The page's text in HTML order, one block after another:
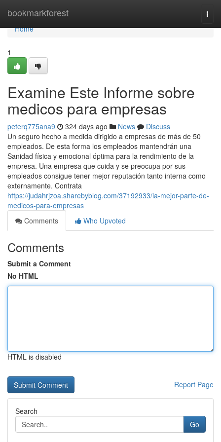
bookmarkforest
Home
Home
1
Examine Este Informe sobre
medicos para empresas
peterq775ana9 324 days ago News
Discuss
Un seguro hecho a medida dirigido a empresas de más de 50
empleados. De esta forma los empleados mantendrán una
Sanidad física y emocional óptima para la rendimiento de la
empresa. Una empresa que cuida y se preocupa por sus
empleados consigue tener mejor reputación tanto interna como
externamente. Contrata
https://judahrjzoa.sharebyblog.com/37192933/la-mejor-parte-de-
medicos-para-empresas
Comments
Who Upvoted
Comments
Submit a Comment
No HTML
HTML is disabled
Report Page
Search
Go